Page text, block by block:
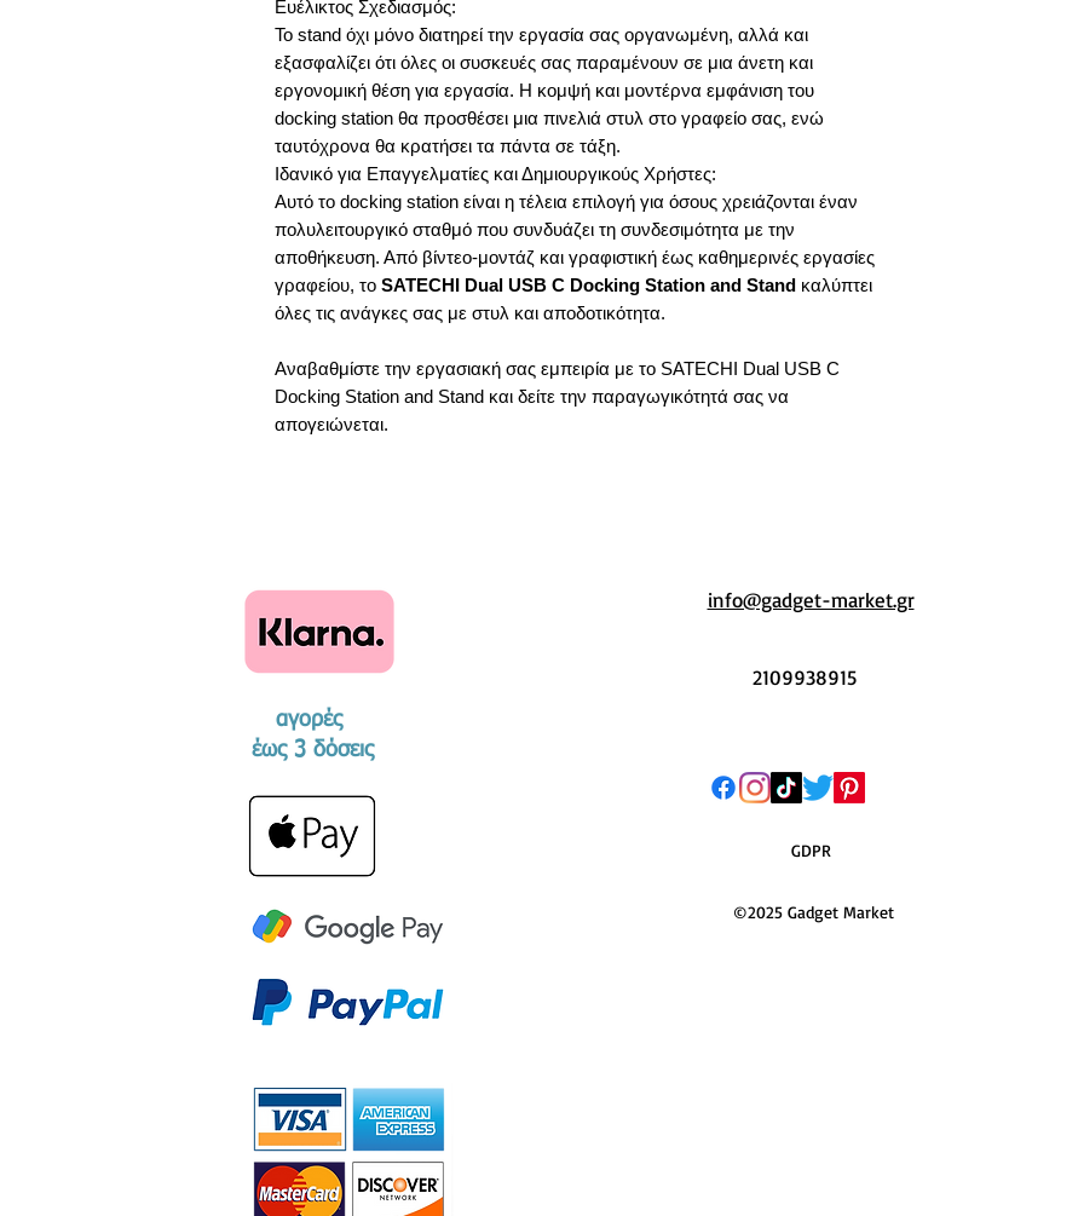
Ευέλικτος Σχεδιασμός:
Το stand όχι μόνο διατηρεί την εργασία σας οργανωμένη, αλλά και
εξασφαλίζει ότι όλες οι συσκευές σας παραμένουν σε μια άνετη και
εργονομική θέση για εργασία. Η κομψή και μοντέρνα εμφάνιση του
docking station θα προσθέσει μια πινελιά στυλ στο γραφείο σας, ενώ
ταυτόχρονα θα κρατήσει τα πάντα σε τάξη.
Ιδανικό για Επαγγελματίες και Δημιουργικούς Χρήστες:
Αυτό το docking station είναι η τέλεια επιλογή για όσους χρειάζονται έναν
πολυλειτουργικό σταθμό που συνδυάζει τη συνδεσιμότητα με την
αποθήκευση. Από βίντεο-μοντάζ και γραφιστική έως καθημερινές εργασίες
γραφείου, το SATECHI Dual USB C Docking Station and Stand καλύπτει
όλες τις ανάγκες σας με στυλ και αποδοτικότητα.
Αναβαθμίστε την εργασιακή σας εμπειρία με το SATECHI Dual USB C
Docking Station and Stand και δείτε την παραγωγικότητά σας να
απογειώνεται.
αγορές
​έως 3 δόσεις
info@gadget-market.gr
2109938915
GDPR
©2025 Gadget Market